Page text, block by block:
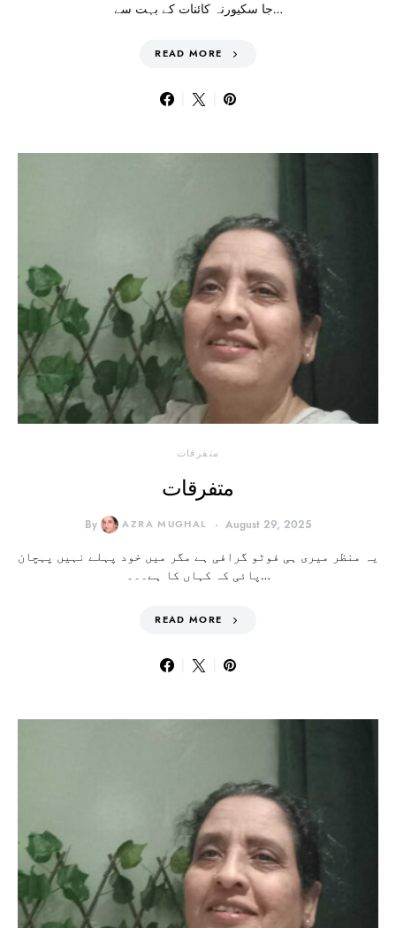
جا سکیورنہ کائنات کے بہت سے…
READ MORE
متفرقات
متفرقات
By AZRA MUGHAL August 29, 2025
یہ منظر میری ہی فوٹو گرافی ہے مگر میں خود پہلے نہیں پہچان
پائی کہ کہاں کا ہے۔۔۔…
READ MORE